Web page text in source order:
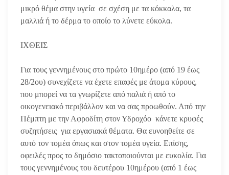
μικρό θέμα στην υγεία σε σχέση με τα κόκκαλα, τα
μαλλιά ή το δέρμα το οποίο το λύνετε εύκολα.
ΙΧΘΕΙΣ
Για τους γεννημένους στο πρώτο 10ημέρο (από 19 έως
28/2ου) συνεχίζετε να έχετε επαφές με άτομα κύρους,
που μπορεί να τα γνωρίζετε από παλιά ή από το
οικογενειακό περιβάλλον και να σας προωθούν. Από την
Πέμπτη με την Αφροδίτη στον Υδροχόο κάνετε κρυφές
συζητήσεις για εργασιακά θέματα. Θα ευνοηθείτε σε
αυτό τον τομέα όπως και στον τομέα υγεία. Επίσης,
οφειλές προς το δημόσιο τακτοποιούνται με ευκολία. Για
τους γεννημένους του δευτέρου 10ημέρου (από 1 έως